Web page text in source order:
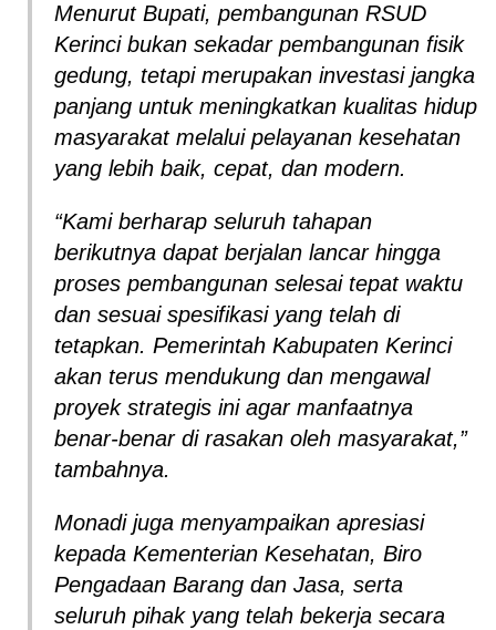
Menurut Bupati, pembangunan RSUD
Kerinci bukan sekadar pembangunan fisik
gedung, tetapi merupakan investasi jangka
panjang untuk meningkatkan kualitas hidup
masyarakat melalui pelayanan kesehatan
yang lebih baik, cepat, dan modern.
“Kami berharap seluruh tahapan
berikutnya dapat berjalan lancar hingga
proses pembangunan selesai tepat waktu
dan sesuai spesifikasi yang telah di
tetapkan. Pemerintah Kabupaten Kerinci
akan terus mendukung dan mengawal
proyek strategis ini agar manfaatnya
benar-benar di rasakan oleh masyarakat,”
tambahnya.
Monadi juga menyampaikan apresiasi
kepada Kementerian Kesehatan, Biro
Pengadaan Barang dan Jasa, serta
seluruh pihak yang telah bekerja secara